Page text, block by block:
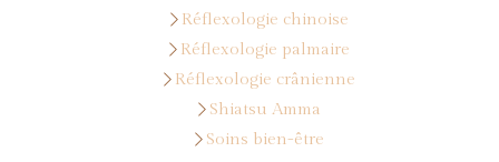
Réflexologie chinoise
Réflexologie palmaire
Réflexologie crânienne
Shiatsu Amma
Soins bien-être